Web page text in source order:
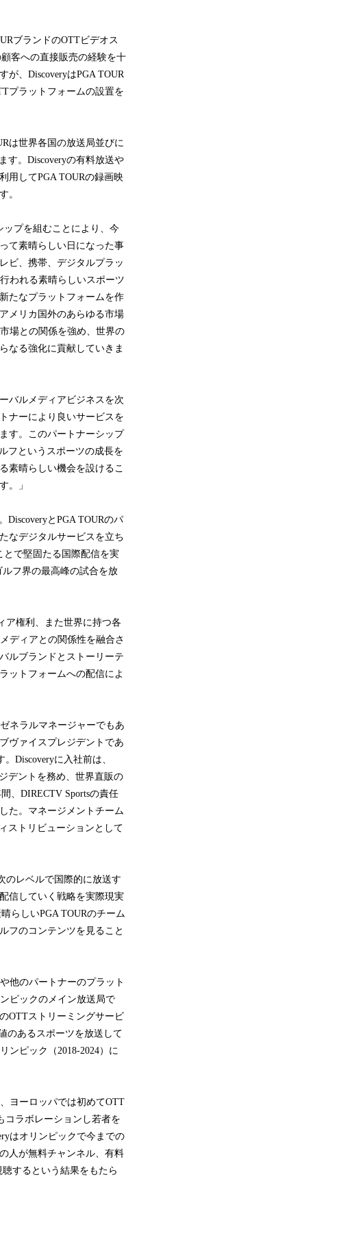
ブランドのOTTビデオス
顧客への直接販売の経験を十
が、DiscoveryはPGA TOUR
プラットフォームの設置を
は世界各国の放送局並びに
す。Discoveryの有料放送や
用してPGA TOURの録画映
。
ップを組むことにより、今
て素晴らしい日になった事
ビ、携帯、デジタルプラッ
われる素晴らしいスポーツ
たなプラットフォームを作
メリカ国外のあらゆる市場
場との関係を強め、世界の
なる強化に貢献していきま
バルメディアビジネスを次
ナーにより良いサービスを
す。このパートナーシップ
フというスポーツの成長を
素晴らしい機会を設けるこ
。」
DiscoveryとPGA TOURのパ
なデジタルサービスを立ち
で堅固たる国際配信を実
フ界の最高峰の試合を放
ア権利、また世界に持つ各
ディアとの関係性を融合さ
ルブランドとストーリーテ
ットフォームへの配信によ
ネラルマネージャーでもあ
ヴァイスプレジデントであ
Discoveryに入社前は、
デントを務め、世界直販の
、DIRECTV Sportsの責任
た。マネージメントチーム
ストリビューションとして
のレベルで国際的に放送す
信していく戦略を実際現実
らしいPGA TOURのチーム
フのコンテンツを見ること
他のパートナーのプラット
ピックのメイン放送局で
OTTストリーミングサービ
のあるスポーツを放送して
ンピック（2018-2024）に
ヨーロッパでは初めてOTT
コラボレーションし若者を
はオリンピックで今までの
人が無料チャンネル、有料
するという結果をもたら